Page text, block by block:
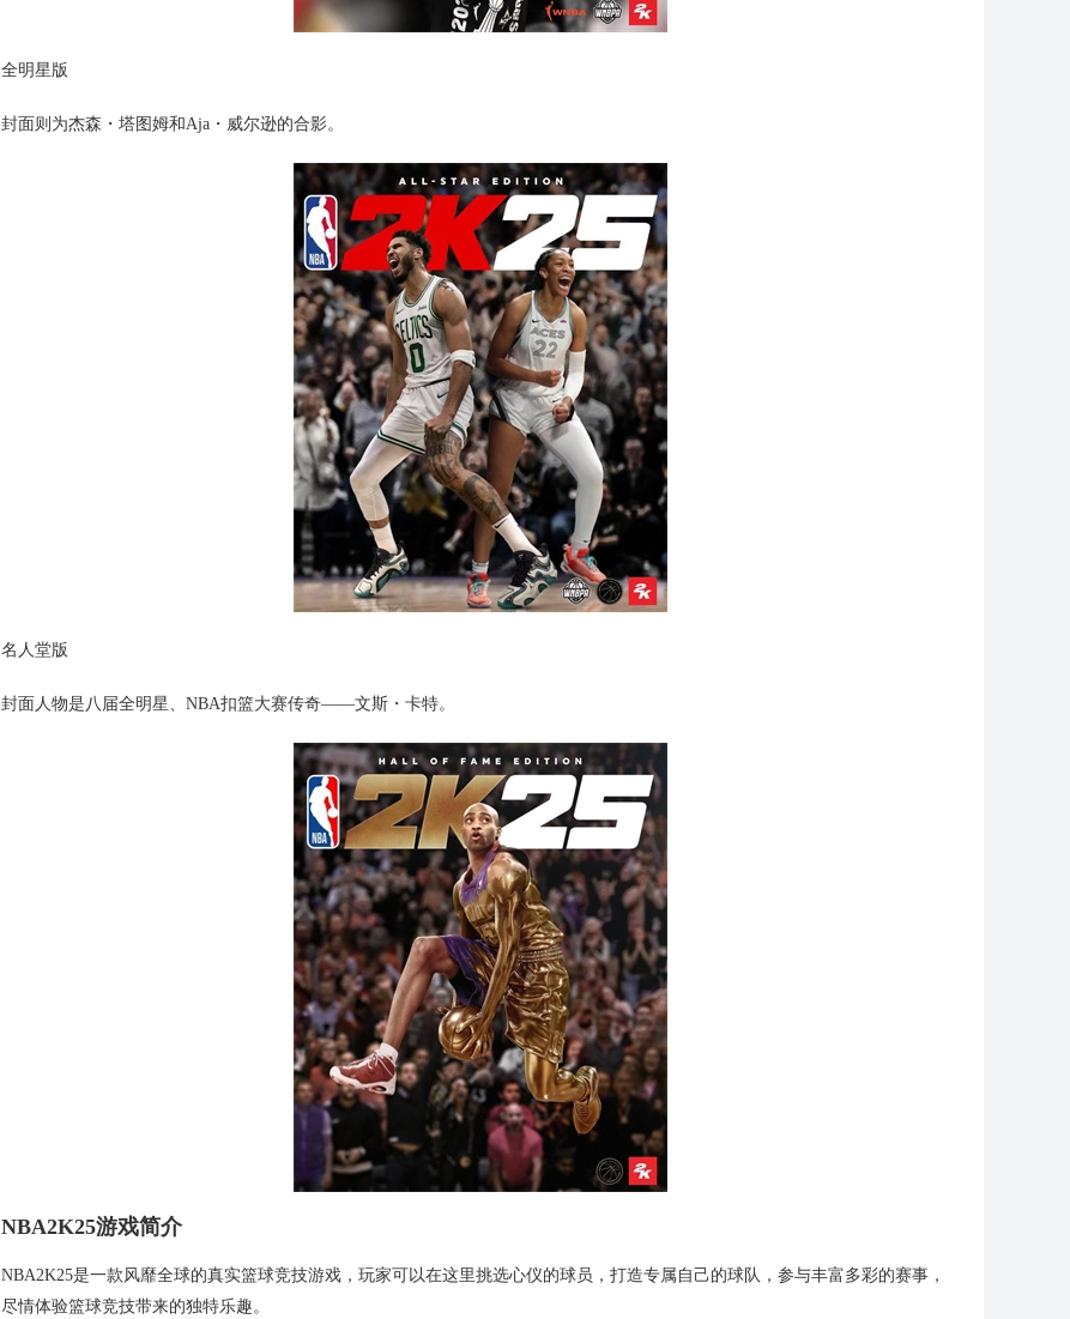
全明星版
封面则为杰森・塔图姆和Aja・威尔逊的合影。
名人堂版
封面人物是八届全明星、NBA扣篮大赛传奇——文斯・卡特。
NBA2K25游戏简介
NBA2K25是一款风靡全球的真实篮球竞技游戏，玩家可以在这里挑选心仪的球员，打造专属自己的球队，参与丰富多彩的赛事，
尽情体验篮球竞技带来的独特乐趣。